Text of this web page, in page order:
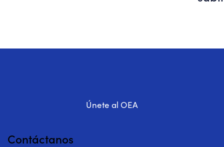
Únete al OEA
Contáctanos